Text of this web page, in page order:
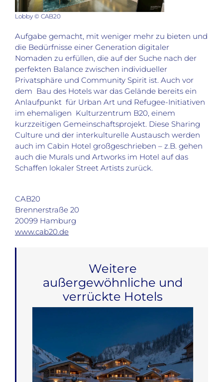
Lobby © CAB20
Aufgabe gemacht, mit weniger mehr zu bieten und
die Bedürfnisse einer Generation digitaler
Nomaden zu erfüllen, die auf der Suche nach der
perfekten Balance zwischen individueller
Privatsphäre und Community Spirit ist. Auch vor
dem Bau des Hotels war das Gelände bereits ein
Anlaufpunkt für Urban Art und Refugee-Initiativen
im ehemaligen Kulturzentrum B20, einem
kurzzeitigen Gemeinschaftsprojekt. Diese Sharing
Culture und der interkulturelle Austausch werden
auch im Cabin Hotel großgeschrieben – z.B. gehen
auch die Murals und Artworks im Hotel auf das
Schaffen lokaler Street Artists zurück.
CAB20
Brennerstraße 20
20099 Hamburg
www.cab20.de
Weitere
außergewöhnliche und
verrückte Hotels